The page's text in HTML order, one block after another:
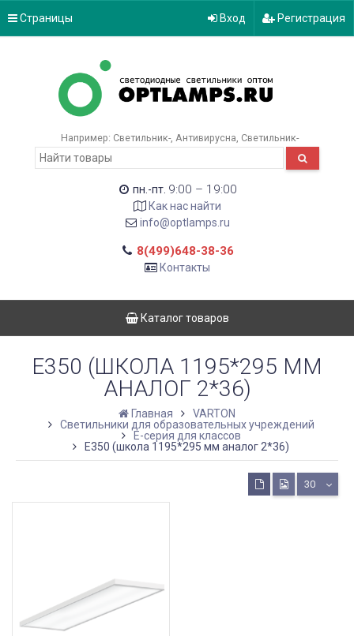
Страницы Вход Регистрация
Например: Светильник- Антивирусна Светильник-
пн.-пт. 9:00 – 19:00
Как нас найти
info@optlamps.ru
8(499)648-38-36
Контакты
Каталог товаров
E350 (ШКОЛА 1195*295 ММ
АНАЛОГ 2*36)
Главная
VARTON
Светильники для образовательных учреждений
E-серия для классов
E350 (школа 1195*295 мм аналог 2*36)
30